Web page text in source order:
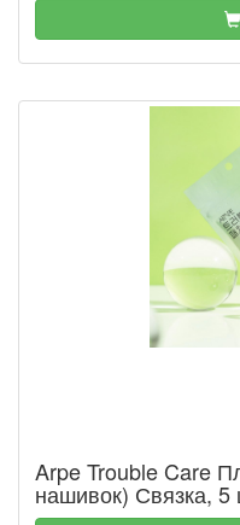
Arpe Trouble Care
нашивок) Связка, 5